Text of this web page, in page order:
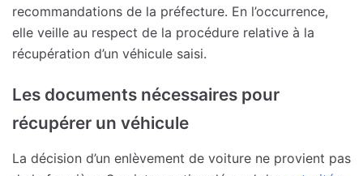
recommandations de la préfecture. En l’occurrence,
elle veille au respect de la procédure relative à la
récupération d’un véhicule saisi.
Les documents nécessaires pour
récupérer un véhicule
La décision d’un enlèvement de voiture ne provient pas